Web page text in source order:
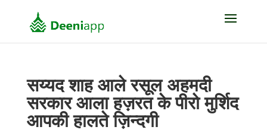
सय्यद शाह आले रसूल अहमदी
सरकार आला हज़रत के पीरो मुर्शिद
आपकी हालते ज़िन्दगी